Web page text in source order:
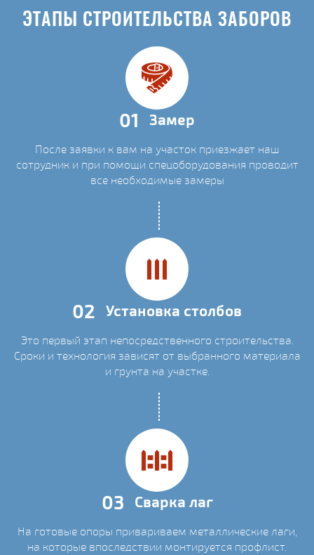
ЭТАПЫ СТРОИТЕЛЬСТВА ЗАБОРОВ
01 Замер
После заявки к вам на участок приезжает наш
сотрудник и при помощи спецоборудования проводит
все необходимые замеры
02 Установка столбов
Это первый этап непосредственного строительства.
Сроки и технология зависят от выбранного материала
и грунта на участке.
03 Сварка лаг
На готовые опоры привариваем металлические лаги,
на которые впоследствии монтируется профлист.